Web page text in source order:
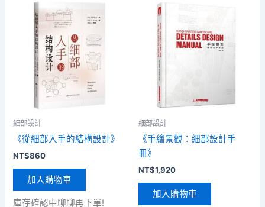
細部設計
《從細部入手的結構設計》
NT$860
加入購物車
庫存確認中聊聊再下單!
細部設計
《手繪景觀：細部設計手
冊》
NT$1,920
加入購物車